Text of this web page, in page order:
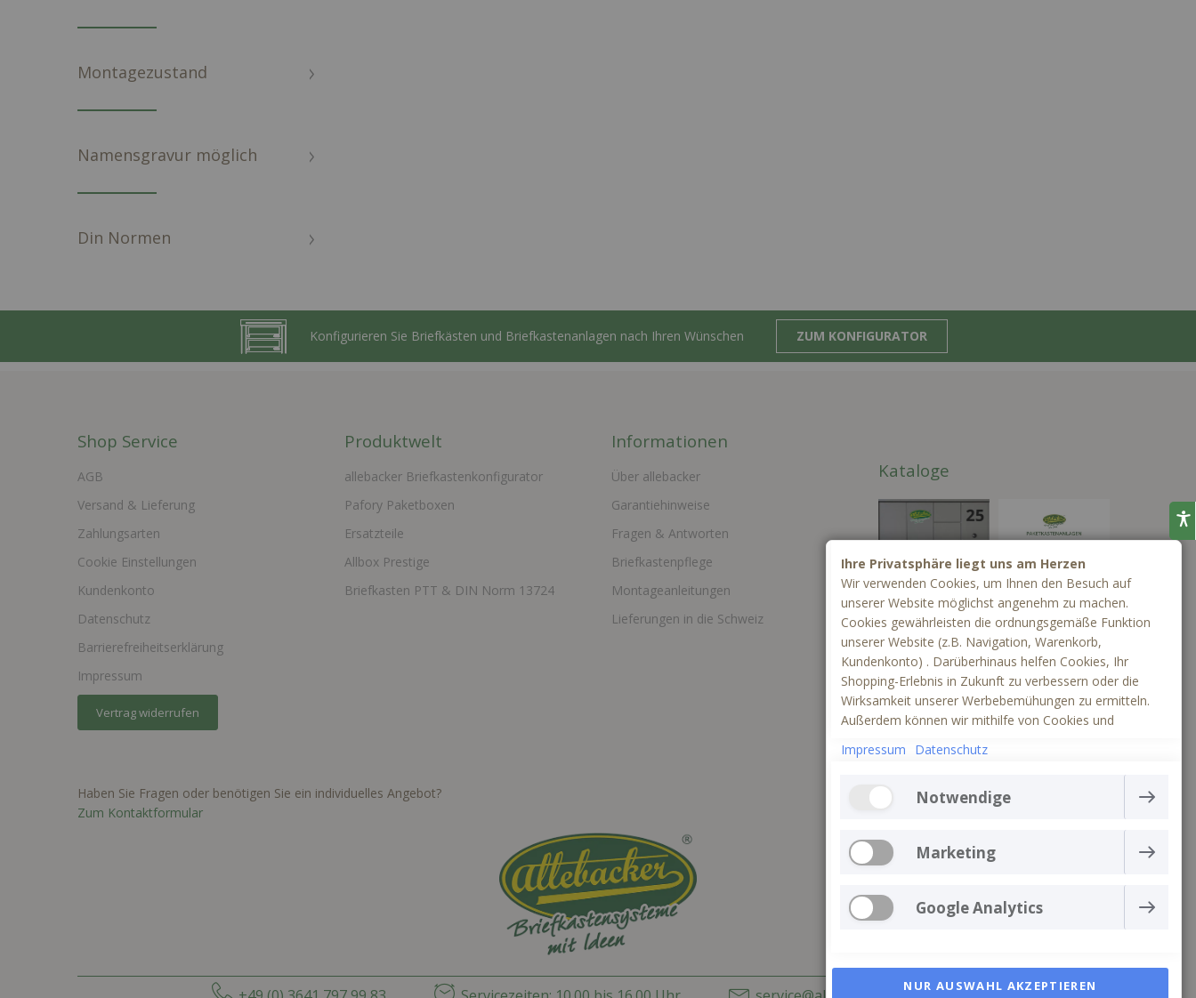
Montagezustand
Namensgravur möglich
Din Normen
Konfigurieren Sie Briefkästen und Briefkastenanlagen nach Ihren Wünschen ZUM KONFIGURATOR
Shop Service
AGB
Versand & Lieferung
Zahlungsarten
Cookie Einstellungen
Kundenkonto
Datenschutz
Barrierefreiheitserklärung
Impressum
Vertrag widerrufen
Produktwelt
allebacker Briefkastenkonfigurator
Pafory Paketboxen
Ersatzteile
Allbox Prestige
Briefkasten PTT & DIN Norm 13724
Informationen
Über allebacker
Garantiehinweise
Fragen & Antworten
Briefkastenpflege
Montageanleitungen
Lieferungen in die Schweiz
Kataloge
Haben Sie Fragen oder benötigen Sie ein individuelles Angebot?
Zum Kontaktformular
Ihre Privatsphäre liegt uns am Herzen
Wir verwenden Cookies, um Ihnen den Besuch auf
unserer Website möglichst angenehm zu machen.
Cookies gewährleisten die ordnungsgemäße Funktion
unserer Website (z.B. Navigation, Warenkorb,
Kundenkonto) . Darüberhinaus helfen Cookies, Ihr
Shopping-Erlebnis in Zukunft zu verbessern oder die
Wirksamkeit unserer Werbebemühungen zu ermitteln.
Außerdem können wir mithilfe von Cookies und
unsere Seite genutzt wird.
Impressum Datenschutz
Notwendige
Die Webseite kann ohne notwendige Cookies nicht
richtig funktionieren. Sie gewährleisten einen
technisch einwandfreien Betrieb der Website und
können daher nicht deaktiviert werden
Mehr Informationen
Marketing
Marketing-Cookies werden verwendet, um die
Aktionen der Besucher auf der Website zu verfolgen
und zu erfassen. Cookies speichern Nutzerdaten und
ermöglichen, mehr Zielgruppen anzusprechen.
Außerdem kann das Nutzererlebnis anhand der
Google Analytics
Nutzungsstatistiken, ohne dass einzelne Besucher
NUR AUSWAHL AKZEPTIEREN